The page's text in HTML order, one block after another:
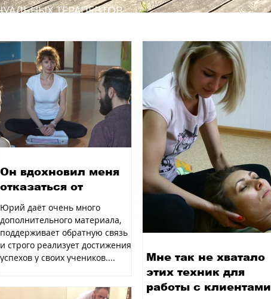
ТЕРАПЕВТОВ
Он вдохновил меня
отказаться от
Юрий даёт очень много
дополнительного материала,
поддерживает обратную связь
и строго реализует достижения
успехов у своих учеников....
Мне так не хватало
этих техник для
работы с клиентами